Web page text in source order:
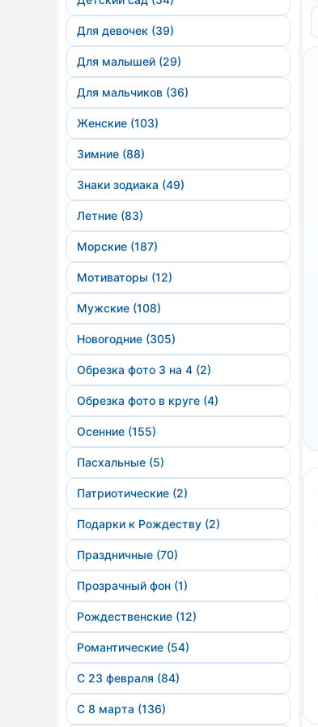
Для девочек (39)
Для малышей (29)
Для мальчиков (36)
Женские (103)
Зимние (88)
Знаки зодиака (49)
Летние (83)
Морские (187)
Мотиваторы (12)
Мужские (108)
Новогодние (305)
Обрезка фото 3 на 4 (2)
Обрезка фото в круге (4)
Осенние (155)
Пасхальные (5)
Патриотические (2)
Подарки к Рождеству (2)
Праздничные (70)
Прозрачный фон (1)
Рождественские (12)
Романтические (54)
С 23 февраля (84)
С 8 марта (136)